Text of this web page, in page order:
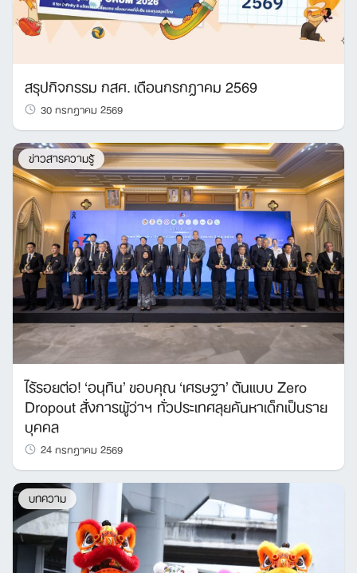
สรุปกิจกรรม กสศ. เดือนกรกฎาคม 2569
30 กรกฎาคม 2569
ข่าวสารความรู้
ไร้รอยต่อ! ‘อนุทิน’ ขอบคุณ ‘เศรษฐา’ ต้นแบบ Zero
Dropout สั่งการผู้ว่าฯ ทั่วประเทศลุยค้นหาเด็กเป็นราย
บุคคล
24 กรกฎาคม 2569
บทความ